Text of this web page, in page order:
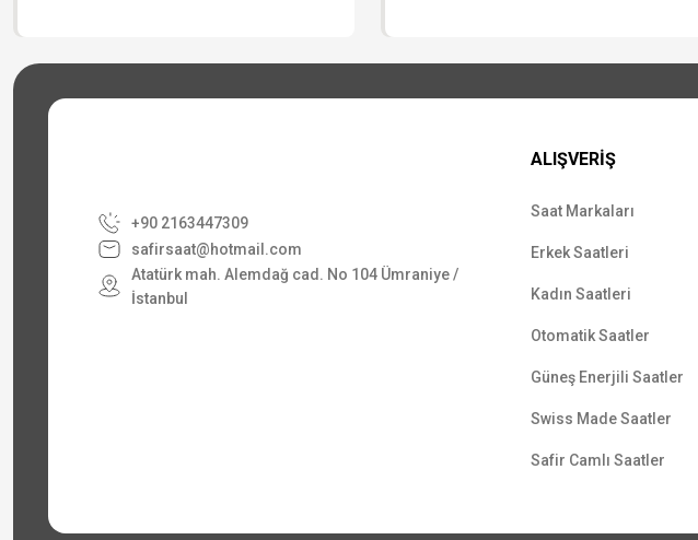
+90 2163447309
safirsaat@hotmail.com
Atatürk mah. Alemdağ cad. No 104 Ümraniye /
İstanbul
ALIŞVERİŞ
Saat Markaları
Erkek Saatleri
Kadın Saatleri
Otomatik Saatler
Güneş Enerjili Saatler
Swiss Made Saatler
Safir Camlı Saatler